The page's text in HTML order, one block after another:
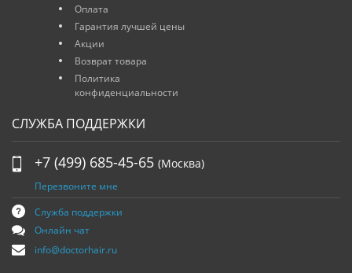
Оплата
Гарантия лучшей цены
Акции
Возврат товара
Политика
конфиденциальности
СЛУЖБА ПОДДЕРЖКИ
+7 (499) 685-45-65 (Москва)
Перезвоните мне
Служба поддержки
Онлайн чат
info@doctorhair.ru